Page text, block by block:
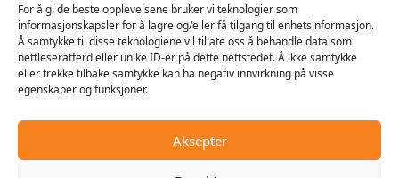
For å gi de beste opplevelsene bruker vi teknologier som
informasjonskapsler for å lagre og/eller få tilgang til enhetsinformasjon.
Å samtykke til disse teknologiene vil tillate oss å behandle data som
nettleseratferd eller unike ID-er på dette nettstedet. Å ikke samtykke
eller trekke tilbake samtykke kan ha negativ innvirkning på visse
egenskaper og funksjoner.
Aksepter
Verksted
Om oss
Våren 1989 bestemte Ulrik Olseng og Dagfinn
av motorsager og gressklippere. Bedriften fikk
navnet Hagemaskiner AS, og lokalene var den gamle